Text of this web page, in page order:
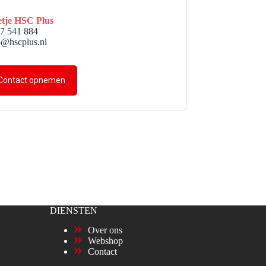
HSC Plus
541 884
opnemen
DIENSTEN
Over ons
Webshop
Contact